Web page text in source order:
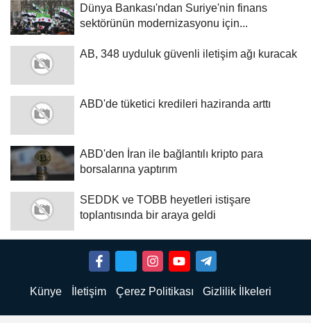
Dünya Bankası'ndan Suriye'nin finans
sektörünün modernizasyonu için...
AB, 348 uyduluk güvenli iletişim ağı kuracak
ABD'de tüketici kredileri haziranda arttı
ABD'den İran ile bağlantılı kripto para
borsalarına yaptırım
SEDDK ve TOBB heyetleri istişare
toplantısında bir araya geldi
Künye İletişim Çerez Politikası Gizlilik İlkeleri